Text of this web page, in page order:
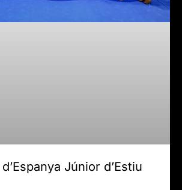
Júnior d’Estiu